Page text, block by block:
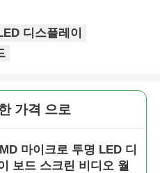
디스플레이
가격 으로
마이크로 투명 LED 디
보드 스크린 비디오 월